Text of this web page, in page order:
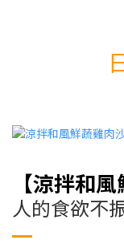
【涼拌和
人的食欲不